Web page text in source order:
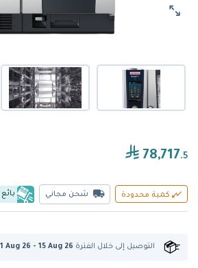
78,717.5
كمية محدودة شحن مجاني
التوصيل إلى خلال الفترة Aug 26 - 15 Aug 26